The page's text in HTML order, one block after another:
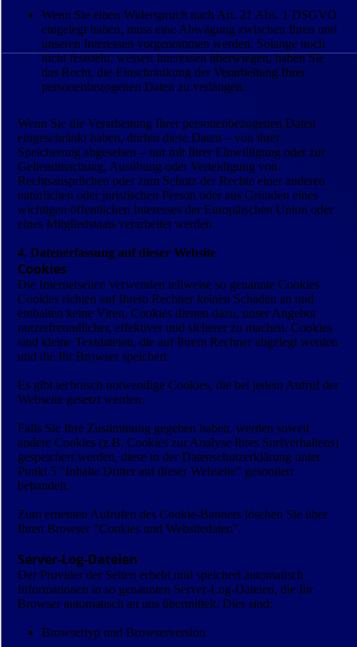
Wenn Sie einen Widerspruch nach Art. 21 Abs. 1 DSGVO
eingelegt haben, muss eine Abwägung zwischen Ihren und
unseren Interessen vorgenommen werden. Solange noch
nicht feststeht, wessen Interessen überwiegen, haben Sie
das Recht, die Einschränkung der Verarbeitung Ihrer
personenbezogenen Daten zu verlangen.
Wenn Sie die Verarbeitung Ihrer personenbezogenen Daten
eingeschränkt haben, dürfen diese Daten – von ihrer
Speicherung abgesehen – nur mit Ihrer Einwilligung oder zur
Geltendmachung, Ausübung oder Verteidigung von
Rechtsansprüchen oder zum Schutz der Rechte einer anderen
natürlichen oder juristischen Person oder aus Gründen eines
wichtigen öffentlichen Interesses der Europäischen Union oder
eines Mitgliedstaats verarbeitet werden.
4. Datenerfassung auf dieser Website
Cookies
Die Internetseiten verwenden teilweise so genannte Cookies.
Cookies richten auf Ihrem Rechner keinen Schaden an und
enthalten keine Viren. Cookies dienen dazu, unser Angebot
nutzerfreundlicher, effektiver und sicherer zu machen. Cookies
sind kleine Textdateien, die auf Ihrem Rechner abgelegt werden
und die Ihr Browser speichert.
Es gibt technisch notwendige Cookies, die bei jedem Aufruf der
Webseite gesetzt werden.
Falls Sie Ihre Zustimmung gegeben haben, werden soweit
andere Cookies (z.B. Cookies zur Analyse Ihres Surfverhaltens)
gespeichert werden, diese in der Datenschutzerklärung unter
Punkt 5 "Inhalte Dritter auf dieser Webseite" gesondert
behandelt.
Zum erneuten Aufrufen des Cookie-Banners löschen Sie über
Ihren Browser "Cookies und Websitedaten".
Server-Log-Dateien
Der Provider der Seiten erhebt und speichert automatisch
Informationen in so genannten Server-Log-Dateien, die Ihr
Browser automatisch an uns übermittelt. Dies sind:
Browsertyp und Browserversion